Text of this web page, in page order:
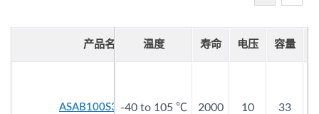
温度 寿命 电压 容量
-40 to 105 ℃ 2000 10 33
产品名称
ASAB100S330E80